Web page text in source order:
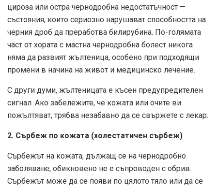
цироза или остра чернодробна недостатъчност —
състояния, които сериозно нарушават способността на
черния дроб да преработва билирубина. По-голямата
част от хората с мастна чернодробна болест никога
няма да развият жълтеница, особено при подходящи
промени в начина на живот и медицинско лечение.
С други думи, жълтеницата е късен предупредителен
сигнал. Ако забележите, че кожата или очите ви
пожълтяват, трябва незабавно да се свържете с лекар.
2. Сърбеж по кожата (холестатичен сърбеж)
Сърбежът на кожата, дължащ се на чернодробно
заболяване, обикновено не е съпроводен с обрив.
Сърбежът може да се появи по цялото тяло или да се